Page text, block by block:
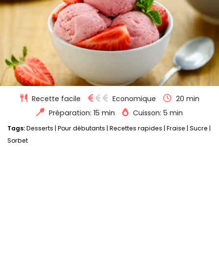
Recette facile Economique
20 min
Préparation: 15 min
Cuisson: 5 min
Tags:Desserts Pour débutants Recettes rapides Fraise Sucre
Sorbet